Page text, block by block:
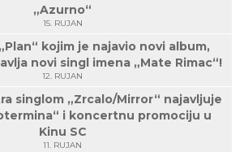
„Azurno“
15. RUJAN
kojim je najavio novi album,
novi singl imena „Mate Rimac“!
12. RUJAN
singlom „Zrcalo/Mirror“ najavljuje
i koncertnu promociju u
Kinu SC
11. RUJAN